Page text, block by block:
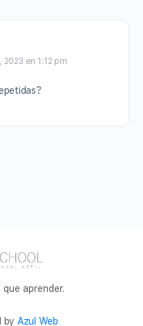
2023 en 1:12 pm
aprender.
by Azul Web